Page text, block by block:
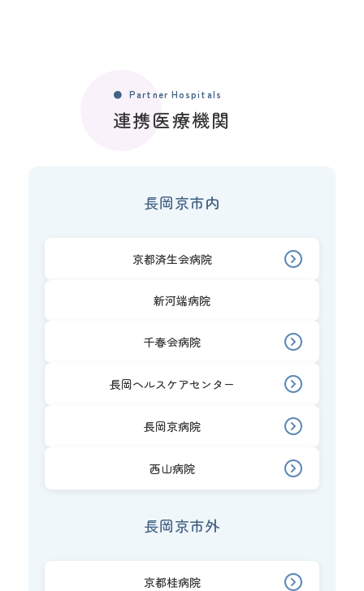
Partner Hospitals
連携医療機関
長岡京市内
京都済生会病院
新河端病院
千春会病院
長岡ヘルスケアセンター
長岡京病院
西山病院
長岡京市外
京都桂病院